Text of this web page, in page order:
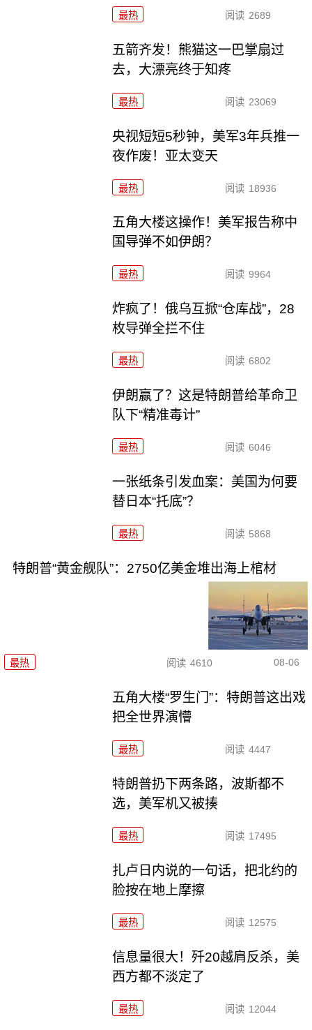
最热 阅读 2689
五箭齐发！熊猫这一巴掌扇过
去，大漂亮终于知疼
最热 阅读 23069
央视短短5秒钟，美军3年兵推一
夜作废！亚太变天
最热 阅读 18936
五角大楼这操作！美军报告称中
国导弹不如伊朗？
最热 阅读 9964
炸疯了！俄乌互掀“仓库战”，28
枚导弹全拦不住
最热 阅读 6802
伊朗赢了？这是特朗普给革命卫
队下“精准毒计”
最热 阅读 6046
一张纸条引发血案：美国为何要
替日本“托底”？
最热 阅读 5868
特朗普“黄金舰队”：2750亿美金堆出海上棺材
最热 阅读 4610 08-06
五角大楼“罗生门”：特朗普这出戏
把全世界演懵
最热 阅读 4447
特朗普扔下两条路，波斯都不
选，美军机又被揍
最热 阅读 17495
扎卢日内说的一句话，把北约的
脸按在地上摩擦
最热 阅读 12575
信息量很大！歼20越肩反杀，美
西方都不淡定了
最热 阅读 12044